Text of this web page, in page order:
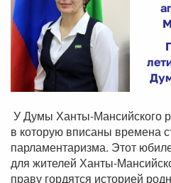
У Думы Ханты-Мансийского
в которую вписаны времена
парламентаризма. Этот
для жителей Ханты-
праву гордятся историей